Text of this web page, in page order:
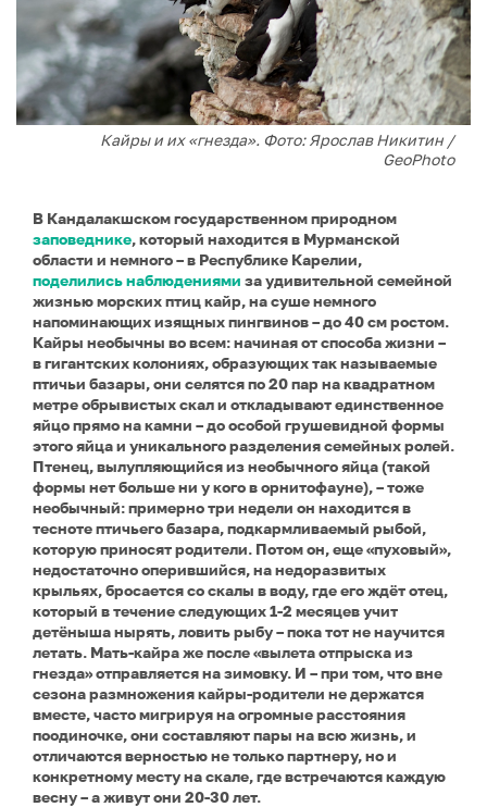
Кайры и их «гнезда». Фото: Ярослав Никитин /
GeoPhoto
В Кандалакшском государственном природном
заповеднике, который находится в Мурманской
области и немного – в Республике Карелии,
поделились наблюдениями за удивительной семейной
жизнью морских птиц кайр, на суше немного
напоминающих изящных пингвинов – до 40 см ростом.
Кайры необычны во всем: начиная от способа жизни –
в гигантских колониях, образующих так называемые
птичьи базары, они селятся по 20 пар на квадратном
метре обрывистых скал и откладывают единственное
яйцо прямо на камни – до особой грушевидной формы
этого яйца и уникального разделения семейных ролей.
Птенец, вылупляющийся из необычного яйца (такой
формы нет больше ни у кого в орнитофауне), – тоже
необычный: примерно три недели он находится в
тесноте птичьего базара, подкармливаемый рыбой,
которую приносят родители. Потом он, еще «пуховый»,
недостаточно оперившийся, на недоразвитых
крыльях, бросается со скалы в воду, где его ждёт отец,
который в течение следующих 1-2 месяцев учит
детёныша нырять, ловить рыбу – пока тот не научится
летать. Мать-кайра же после «вылета отпрыска из
гнезда» отправляется на зимовку. И – при том, что вне
сезона размножения кайры-родители не держатся
вместе, часто мигрируя на огромные расстояния
поодиночке, они составляют пары на всю жизнь, и
отличаются верностью не только партнеру, но и
конкретному месту на скале, где встречаются каждую
весну – а живут они 20-30 лет.